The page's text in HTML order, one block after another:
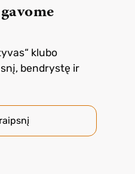
klubo
bendrystę ir